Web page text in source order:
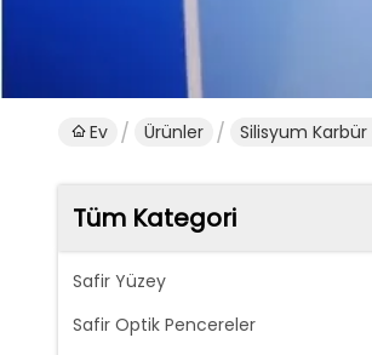
Ev Ürünler Silisyum
Tüm Kategori
Safir Yüzey
Safir Optik Pencereler